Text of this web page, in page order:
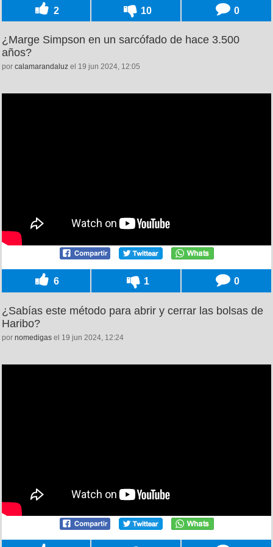
2 10 0
¿Marge Simpson en un sarcófado de hace 3.500
años?
por calamarandaluz el 19 jun 2024, 12:05
6 1 0
¿Sabías este método para abrir y cerrar las bolsas de
Haribo?
por nomedigas el 19 jun 2024, 12:24